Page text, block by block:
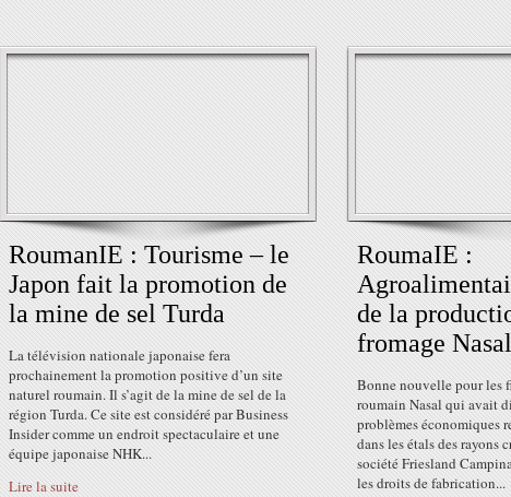
RoumanIE : Tourisme – le
Japon fait la promotion de
la mine de sel Turda
La télévision nationale japonaise fera
prochainement la promotion positive d’un site
naturel roumain. Il s’agit de la mine de sel de la
région Turda. Ce site est considéré par Business
Insider comme un endroit spectaculaire et une
équipe japonaise NHK...
Lire la suite
RoumaIE :
de la
fromage Nasal
Bonne nouvelle pour les
roumain Nasal qui avait
problèmes économiques
dans les étals des rayons
société Friesland
les droits de fabrication...